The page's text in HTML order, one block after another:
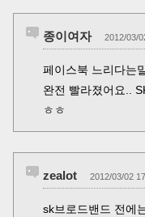
종이여자 2012/03/
페이스북 느리다는
완전 빨라졌어요..
ㅎㅎ
zealot 2012/03/02
sk브로드밴드 전에